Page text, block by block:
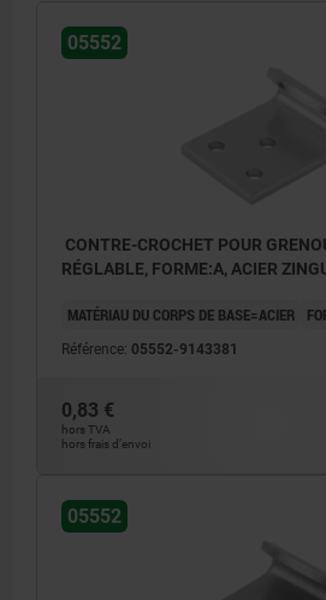
05552
CONTRE-CROCHET POUR
RÉGLABLE, FORME:A, ACIER
MATÉRIAU DU CORPS DE BASE=ACIER
Référence: 05552-9143381
0,83 €
hors TVA
hors frais d’envoi
05552